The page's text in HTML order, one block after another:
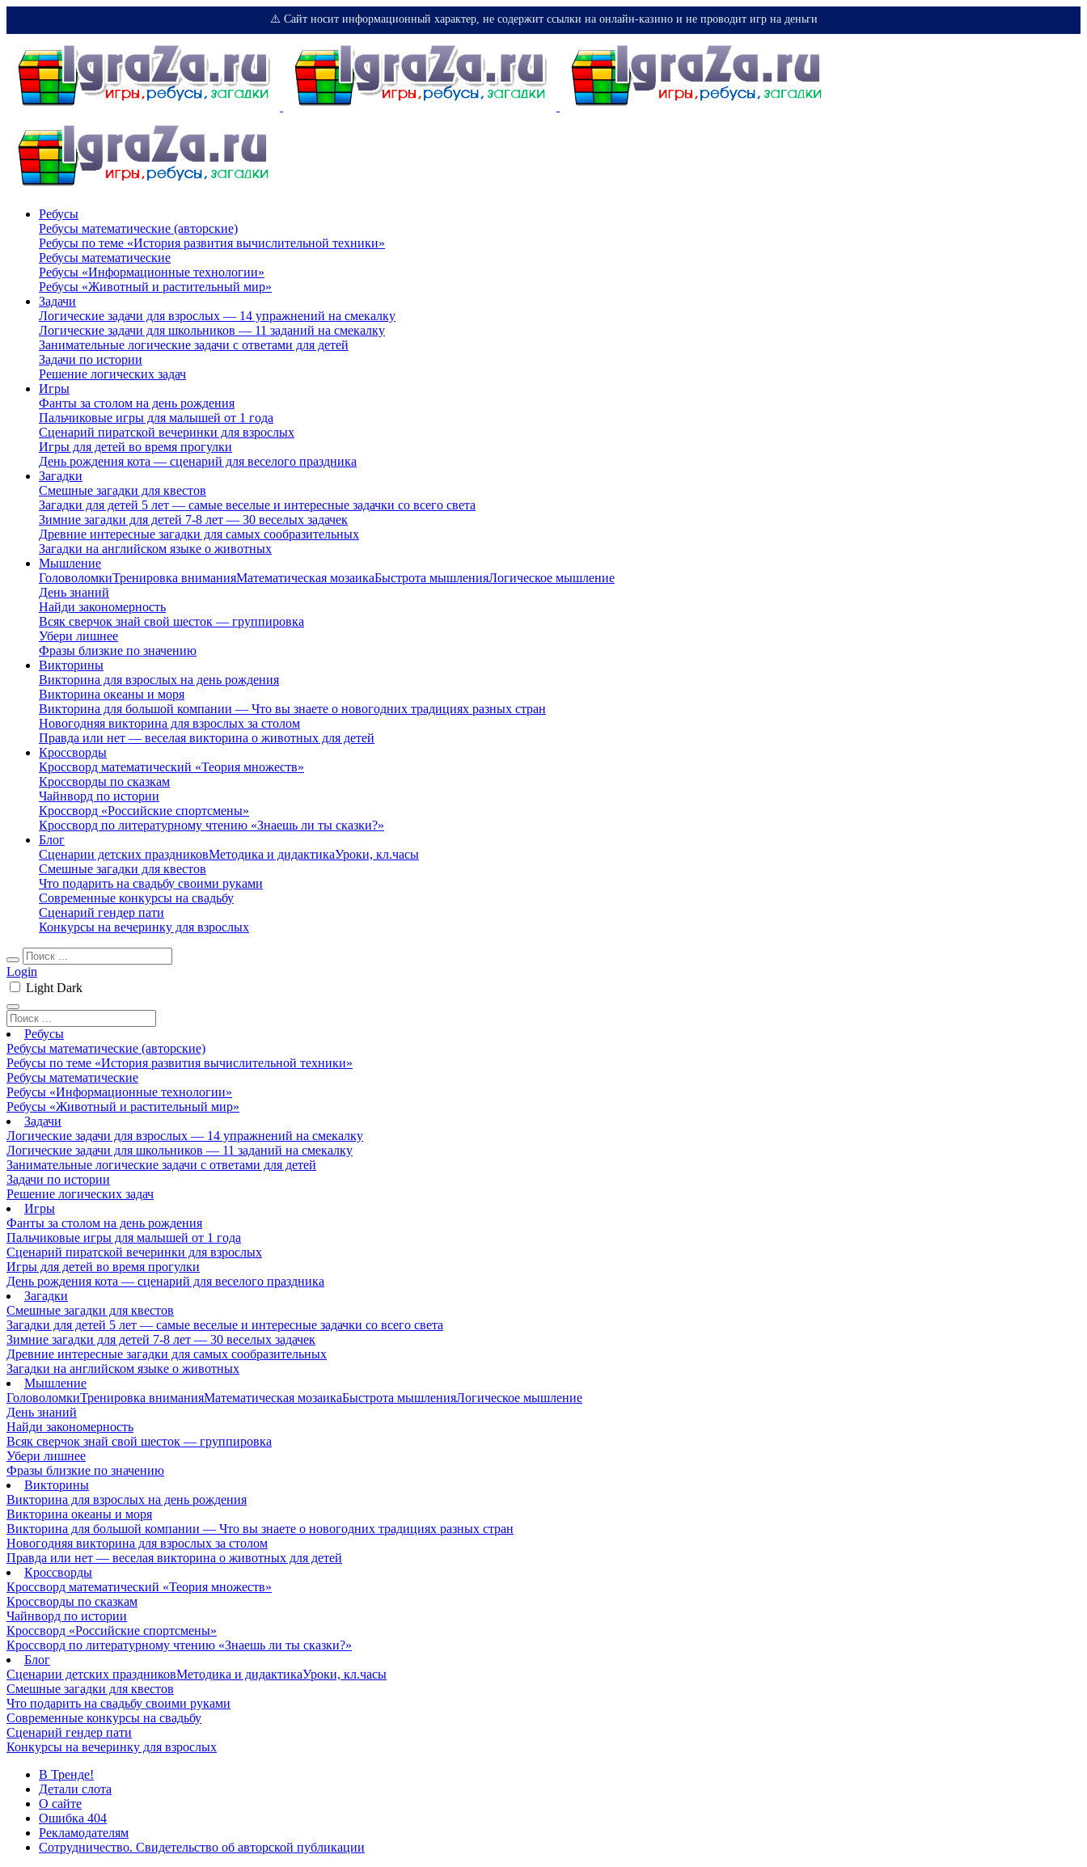
⚠️ Сайт носит информационный характер, не содержит ссылки на онлайн-казино и не проводит игр на деньги
Ребусы
Ребусы математические (авторские)
Ребусы по теме «История развития вычислительной техники»
Ребусы математические
Ребусы «Информационные технологии»
Ребусы «Животный и растительный мир»
Задачи
Логические задачи для взрослых — 14 упражнений на смекалку
Логические задачи для школьников — 11 заданий на смекалку
Занимательные логические задачи с ответами для детей
Задачи по истории
Решение логических задач
Игры
Фанты за столом на день рождения
Пальчиковые игры для малышей от 1 года
Сценарий пиратской вечеринки для взрослых
Игры для детей во время прогулки
День рождения кота — сценарий для веселого праздника
Загадки
Смешные загадки для квестов
Загадки для детей 5 лет — самые веселые и интересные задачки со всего света
Зимние загадки для детей 7-8 лет — 30 веселых задачек
Древние интересные загадки для самых сообразительных
Загадки на английском языке о животных
Мышление
ГоловоломкиТренировка вниманияМатематическая мозаикаБыстрота мышленияЛогическое мышление
День знаний
Найди закономерность
Всяк сверчок знай свой шесток — группировка
Убери лишнее
Фразы близкие по значению
Викторины
Викторина для взрослых на день рождения
Викторина океаны и моря
Викторина для большой компании — Что вы знаете о новогодних традициях разных стран
Новогодняя викторина для взрослых за столом
Правда или нет — веселая викторина о животных для детей
Кроссворды
Кроссворд математический «Теория множеств»
Кроссворды по сказкам
Чайнворд по истории
Кроссворд «Российские спортсмены»
Кроссворд по литературному чтению «Знаешь ли ты сказки?»
Блог
Сценарии детских праздниковМетодика и дидактикаУроки, кл.часы
Смешные загадки для квестов
Что подарить на свадьбу своими руками
Современные конкурсы на свадьбу
Сценарий гендер пати
Конкурсы на вечеринку для взрослых
Login
Light Dark
Ребусы
Ребусы математические (авторские)
Ребусы по теме «История развития вычислительной техники»
Ребусы математические
Ребусы «Информационные технологии»
Ребусы «Животный и растительный мир»
Задачи
Логические задачи для взрослых — 14 упражнений на смекалку
Логические задачи для школьников — 11 заданий на смекалку
Занимательные логические задачи с ответами для детей
Задачи по истории
Решение логических задач
Игры
Фанты за столом на день рождения
Пальчиковые игры для малышей от 1 года
Сценарий пиратской вечеринки для взрослых
Игры для детей во время прогулки
День рождения кота — сценарий для веселого праздника
Загадки
Смешные загадки для квестов
Загадки для детей 5 лет — самые веселые и интересные задачки со всего света
Зимние загадки для детей 7-8 лет — 30 веселых задачек
Древние интересные загадки для самых сообразительных
Загадки на английском языке о животных
Мышление
ГоловоломкиТренировка вниманияМатематическая мозаикаБыстрота мышленияЛогическое мышление
День знаний
Найди закономерность
Всяк сверчок знай свой шесток — группировка
Убери лишнее
Фразы близкие по значению
Викторины
Викторина для взрослых на день рождения
Викторина океаны и моря
Викторина для большой компании — Что вы знаете о новогодних традициях разных стран
Новогодняя викторина для взрослых за столом
Правда или нет — веселая викторина о животных для детей
Кроссворды
Кроссворд математический «Теория множеств»
Кроссворды по сказкам
Чайнворд по истории
Кроссворд «Российские спортсмены»
Кроссворд по литературному чтению «Знаешь ли ты сказки?»
Блог
Сценарии детских праздниковМетодика и дидактикаУроки, кл.часы
Смешные загадки для квестов
Что подарить на свадьбу своими руками
Современные конкурсы на свадьбу
Сценарий гендер пати
Конкурсы на вечеринку для взрослых
В Тренде!
Детали слота
О сайте
Ошибка 404
Рекламодателям
Сотрудничество. Свидетельство об авторской публикации